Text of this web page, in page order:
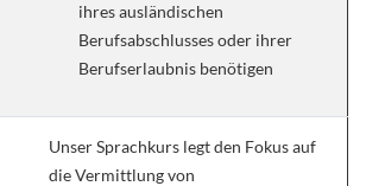
ihres ausländischen
Berufsabschlusses oder ihrer
Berufserlaubnis benötigen
Unser Sprachkurs legt den Fokus auf
die Vermittlung von